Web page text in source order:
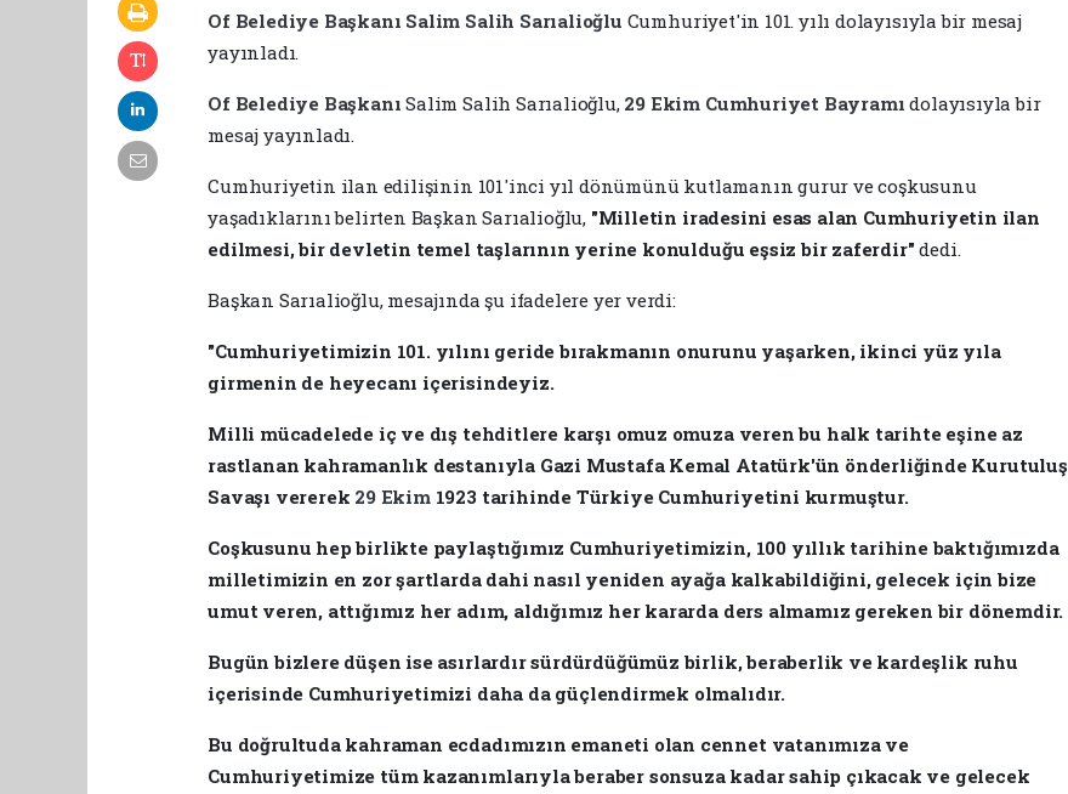
Of Belediye Başkanı Salim Salih Sarıalioğlu Cumhuriyet'in 101. yılı dolayısıyla bir mesaj
yayınladı.
Of Belediye BaşkanıSalim Salih Sarıalioğlu, 29 Ekim Cumhuriyet Bayramıdolayısıyla bir
mesaj yayınladı.
Cumhuriyetin ilan edilişinin 101'inci yıl dönümünü kutlamanın gurur ve coşkusunu
yaşadıklarını belirten Başkan Sarıalioğlu, "Milletin iradesini esas alan Cumhuriyetin ilan
edilmesi, bir devletin temel taşlarının yerine konulduğu eşsiz bir zaferdir"dedi.
Başkan Sarıalioğlu, mesajında şu ifadelere yer verdi:
"Cumhuriyetimizin 101. yılını geride bırakmanın onurunu yaşarken, ikinci yüz yıla
girmenin de heyecanı içerisindeyiz.
Milli mücadelede iç ve dış tehditlere karşı omuz omuza veren bu halk tarihte eşine az
rastlanan kahramanlık destanıyla Gazi Mustafa Kemal Atatürk'ün önderliğinde Kurutuluş
Savaşı vererek 29 Ekim 1923 tarihinde Türkiye Cumhuriyetini kurmuştur.
Coşkusunu hep birlikte paylaştığımız Cumhuriyetimizin, 100 yıllık tarihine baktığımızda
milletimizin en zor şartlarda dahi nasıl yeniden ayağa kalkabildiğini, gelecek için bize
umut veren, attığımız her adım, aldığımız her kararda ders almamız gereken bir dönemdir.
Bugün bizlere düşen ise asırlardır sürdürdüğümüz birlik, beraberlik ve kardeşlik ruhu
içerisinde Cumhuriyetimizi daha da güçlendirmek olmalıdır.
Bu doğrultuda kahraman ecdadımızın emaneti olan cennet vatanımıza ve
Cumhuriyetimize tüm kazanımlarıyla beraber sonsuza kadar sahip çıkacak ve gelecek